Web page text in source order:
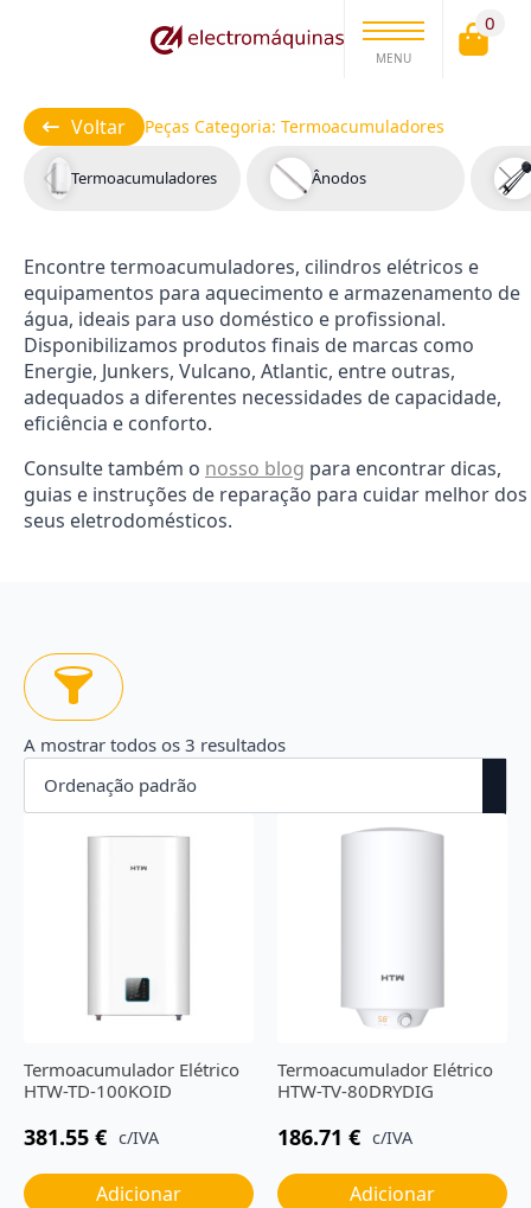
MENU
0
Voltar Peças Categoria:Termoacumuladores
Termoacumuladores Ânodos
Encontre termoacumuladores, cilindros elétricos e
equipamentos para aquecimento e armazenamento de
água, ideais para uso doméstico e profissional.
Disponibilizamos produtos finais de marcas como
Energie, Junkers, Vulcano, Atlantic, entre outras,
adequados a diferentes necessidades de capacidade,
eficiência e conforto.
Consulte também o nosso blog para encontrar dicas,
guias e instruções de reparação para cuidar melhor dos
seus eletrodomésticos.
A mostrar todos os 3 resultados
Termoacumulador Elétrico
HTW-TD-100KOID
381.55 € c/IVA
Adicionar
Termoacumulador Elétrico
HTW-TV-80DRYDIG
186.71 € c/IVA
Adicionar